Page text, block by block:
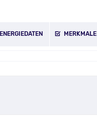
ENERGIEDATEN MERKMALE